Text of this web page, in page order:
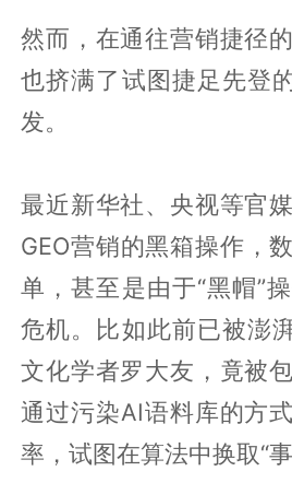
然而，在通往营销捷径
也挤满了试图捷足先登
发。
最近新华社、央视等官
GEO营销的黑箱操作，
单，甚至是由于“黑帽”
危机。比如此前已被澎
文化学者罗大友，竟被
通过污染AI语料库的方
率，试图在算法中换取“事